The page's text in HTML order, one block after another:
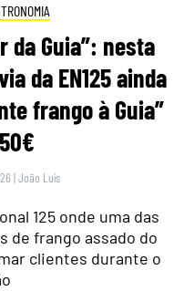
da Guia”: nesta
da EN125 ainda
frango à Guia”
|João Luís
125 onde uma das
de frango assado do
clientes durante o